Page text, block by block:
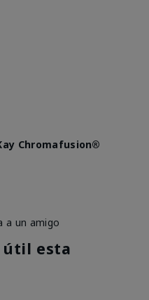
Chromafusion®
a un amigo
útil esta